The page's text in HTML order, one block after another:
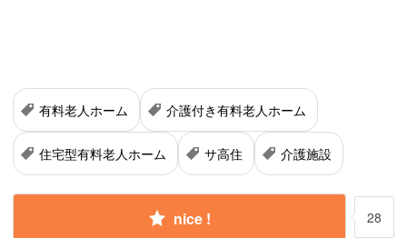
有料老人ホーム 介護付き有料老人ホーム
住宅型有料老人ホーム サ高住 介護施設
nice ! 28